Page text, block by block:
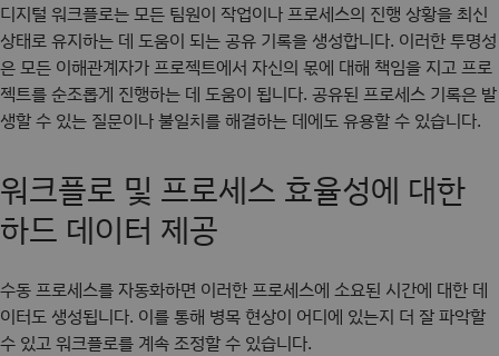
디지털 워크플로는 모든 팀원이 작업이나 프로세스의 진행 상황을 최신
상태로 유지하는 데 도움이 되는 공유 기록을 생성합니다. 이러한 투명성
은 모든 이해관계자가 프로젝트에서 자신의 몫에 대해 책임을 지고 프로
젝트를 순조롭게 진행하는 데 도움이 됩니다. 공유된 프로세스 기록은 발
생할 수 있는 질문이나 불일치를 해결하는 데에도 유용할 수 있습니다.
워크플로 및 프로세스 효율성에 대한
하드 데이터 제공
수동 프로세스를 자동화하면 이러한 프로세스에 소요된 시간에 대한 데
이터도 생성됩니다. 이를 통해 병목 현상이 어디에 있는지 더 잘 파악할
수 있고 워크플로를 계속 조정할 수 있습니다.